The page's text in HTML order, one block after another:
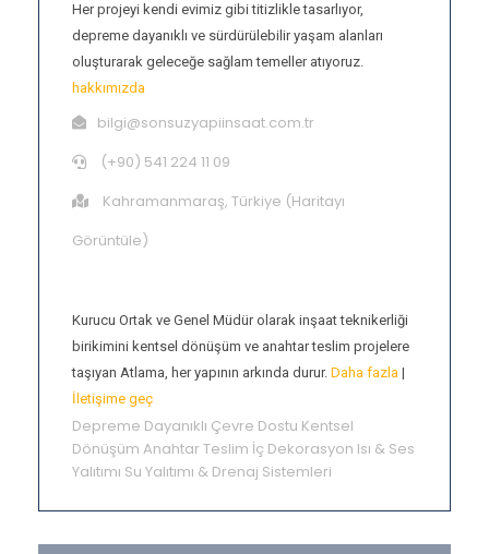
Her projeyi kendi evimiz gibi titizlikle tasarlıyor,
depreme dayanıklı ve sürdürülebilir yaşam alanları
oluşturarak geleceğe sağlam temeller atıyoruz.
hakkımızda
bilgi@sonsuzyapiinsaat.com.tr
(+90) 541 224 11 09
Kahramanmaraş, Türkiye (Haritayı
Görüntüle)
Kurucu Ortak ve Genel Müdür olarak inşaat teknikerliği
birikimini kentsel dönüşüm ve anahtar teslim projelere
taşıyan Atlama, her yapının arkında durur. Daha fazla |
İletişime geç
Depreme Dayanıklı Çevre Dostu Kentsel
Dönüşüm Anahtar Teslim İç Dekorasyon Isı & Ses
Yalıtımı Su Yalıtımı & Drenaj Sistemleri